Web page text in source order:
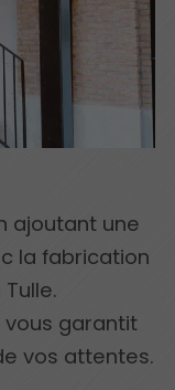
ajoutant une
la fabrication
vous garantit
vos attentes.